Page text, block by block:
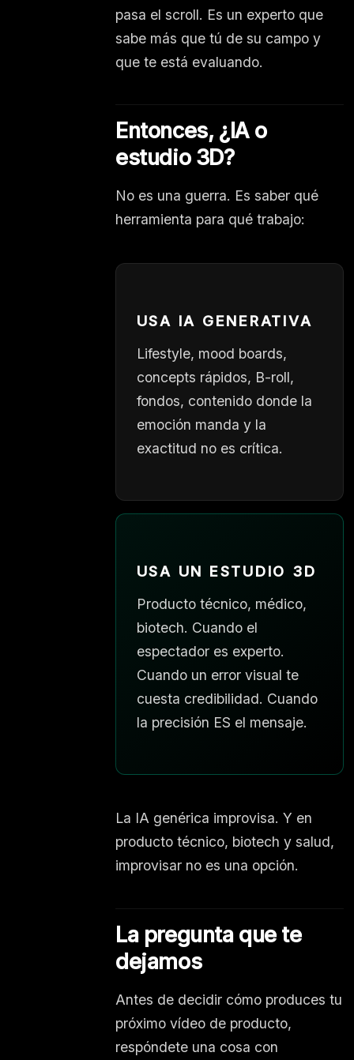
pasa el scroll. Es un experto que
sabe más que tú de su campo y
que te está evaluando.
Entonces, ¿IA o
estudio 3D?
No es una guerra. Es saber qué
herramienta para qué trabajo:
USA IA GENERATIVA
Lifestyle, mood boards,
concepts rápidos, B-roll,
fondos, contenido donde la
emoción manda y la
exactitud no es crítica.
USA UN ESTUDIO 3D
Producto técnico, médico,
biotech. Cuando el
espectador es experto.
Cuando un error visual te
cuesta credibilidad. Cuando
la precisión ES el mensaje.
La IA genérica improvisa. Y en
producto técnico, biotech y salud,
improvisar no es una opción.
La pregunta que te
dejamos
Antes de decidir cómo produces tu
próximo vídeo de producto,
respóndete una cosa con